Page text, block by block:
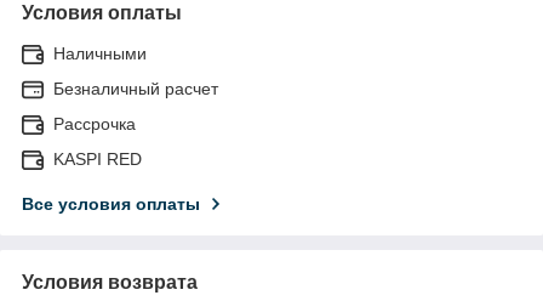
Условия оплаты
Наличными
Безналичный расчет
Рассрочка
KASPI RED
Все условия оплаты
Условия возврата